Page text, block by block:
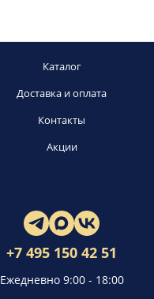
Каталог
Доставка и оплата
Контакты
Акции
+7 495 150 42 51
Ежедневно 9:00 - 18:00